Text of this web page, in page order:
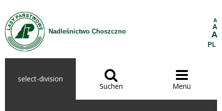
Zum Inhalt wechseln
Nadleśnictwo Choszczno
A
A
A
PL
select-division 
Suchen

Menü